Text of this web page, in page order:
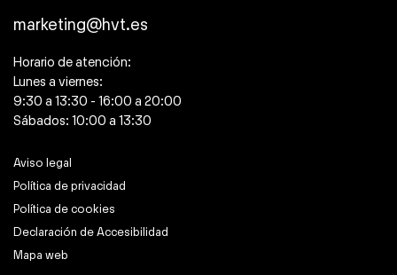
marketing@hvt.es
Horario de atención:
Lunes a viernes:
9:30 a 13:30 - 16:00 a 20:00
Sábados: 10:00 a 13:30
Aviso legal
Política de privacidad
Política de cookies
Declaración de Accesibilidad
Mapa web